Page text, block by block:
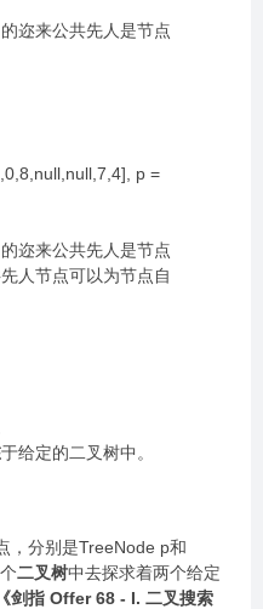
迩来公共先人是节点
p =
迩来公共先人是节点
人节点可以为节点自
于给定的二叉树中。
，分别是TreeNode p和
二叉树中去探求着两个给定
《剑指 Offer 68 - I. 二叉搜索